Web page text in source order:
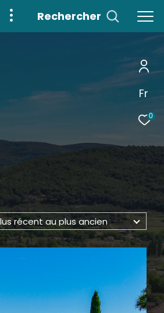
Fr
0
rechercher
récent au plus ancien